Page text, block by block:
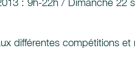
: 9h-22h / Dimanche 22
différentes compétitions